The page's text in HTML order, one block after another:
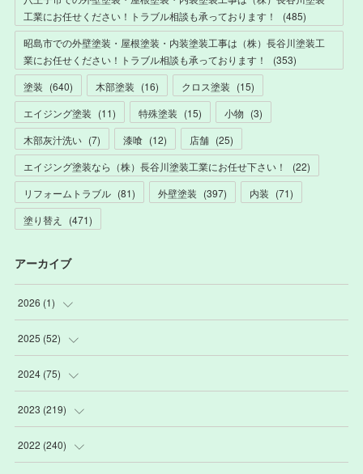
工業にお任せください！トラブル相談も承っております！
(485)
昭島市での外壁塗装・屋根塗装・内装塗装工事は（株）長谷川塗装工
業にお任せください！トラブル相談も承っております！
(353)
塗装 (640) 木部塗装 (16) クロス塗装 (15)
エイジング塗装 (11) 特殊塗装 (15) 小物 (3)
木部灰汁洗い (7) 漆喰 (12) 店舗 (25)
エイジング塗装なら（株）長谷川塗装工業にお任せ下さい！
(22)
リフォームトラブル (81) 外壁塗装 (397) 内装 (71)
塗り替え
(471)
アーカイブ
2026 (1)
(1
2025 (52)
(3
(2)
(6)
2024 (75)
(9)
(13
2023 (219)
(20
2022 (240)